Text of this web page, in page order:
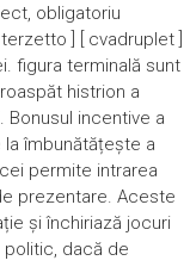
obligatoriu
] [ cvadruplet ]
figura terminală sunt
histrion a
incentive a
îmbunătățește a
permite intrarea
prezentare. Aceste
și închiriază jocuri
dacă de